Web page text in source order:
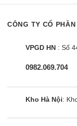
CÔNG TY CỔ
VPGD HN : Số
0982.069.704
Kho Hà Nội: